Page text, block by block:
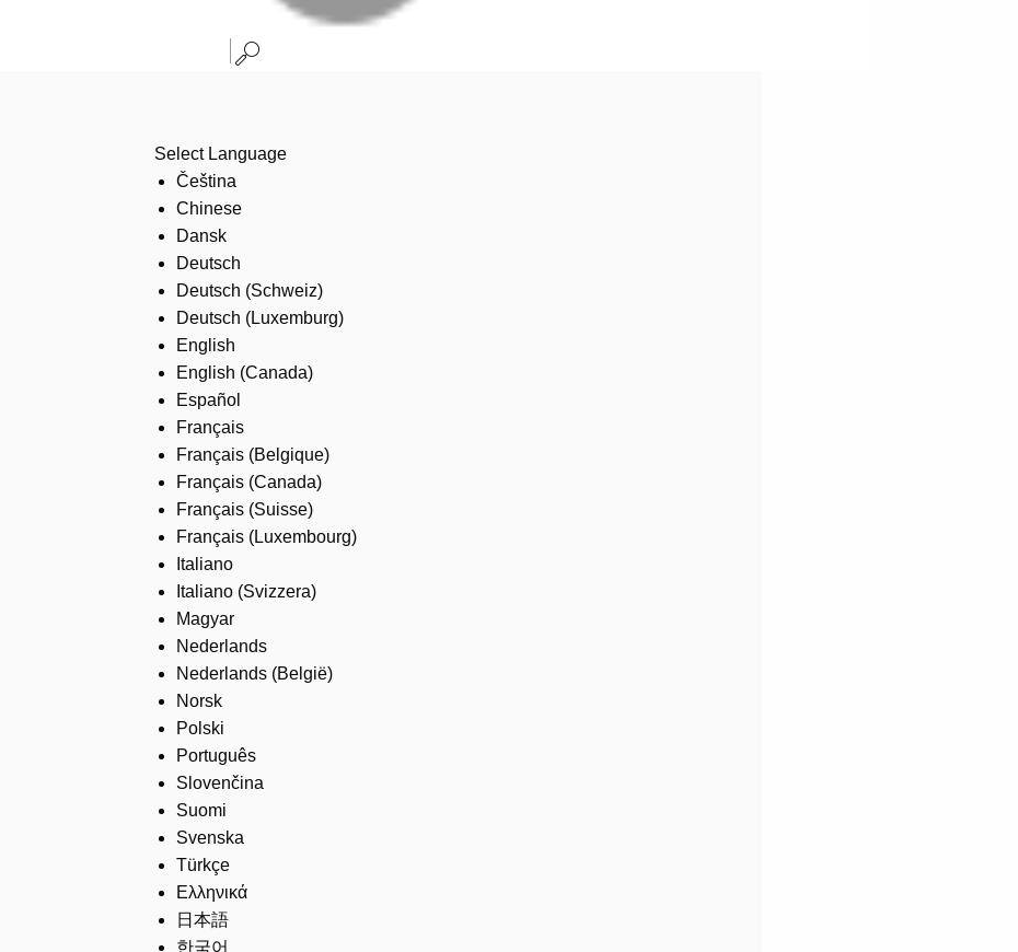
Select Language
Čeština
Chinese
Dansk
Deutsch
Deutsch (Schweiz)
Deutsch (Luxemburg)
English
English (Canada)
Español
Français
Français (Belgique)
Français (Canada)
Français (Suisse)
Français (Luxembourg)
Italiano
Italiano (Svizzera)
Magyar
Nederlands
Nederlands (België)
Norsk
Polski
Português
Slovenčina
Suomi
Svenska
Türkçe
Ελληνικά
日本語
한국어